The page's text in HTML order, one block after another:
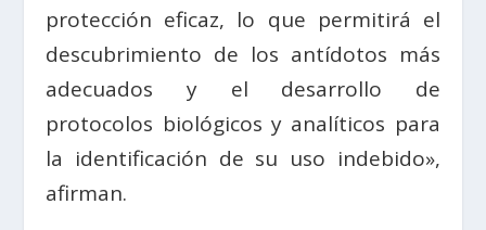
protección eficaz, lo que permitirá el
descubrimiento de los antídotos más
adecuados y el desarrollo de
protocolos biológicos y analíticos para
la identificación de su uso indebido»,
afirman.